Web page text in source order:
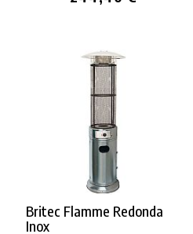
Britec Flamme Redonda
Inox